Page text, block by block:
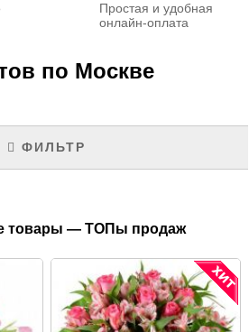
Простая и удобная
онлайн-оплата
по Москве
ФИЛЬТР
товары — ТОПы продаж